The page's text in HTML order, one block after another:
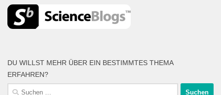
DU WILLST MEHR ÜBER EIN BESTIMMTES THEMA
ERFAHREN?
Suche